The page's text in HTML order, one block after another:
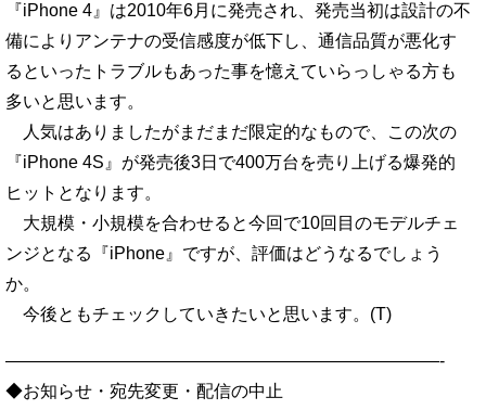
『iPhone 4』は2010年6月に発売され、発売当初は設計の不
備によりアンテナの受信感度が低下し、通信品質が悪化す
るといったトラブルもあった事を憶えていらっしゃる方も
多いと思います。
人気はありましたがまだまだ限定的なもので、この次の
『iPhone 4S』が発売後3日で400万台を売り上げる爆発的
ヒットとなります。
大規模・小規模を合わせると今回で10回目のモデルチェ
ンジとなる『iPhone』ですが、評価はどうなるでしょう
か。
今後ともチェックしていきたいと思います。(T)
—————————————————————————-
◆お知らせ・宛先変更・配信の中止